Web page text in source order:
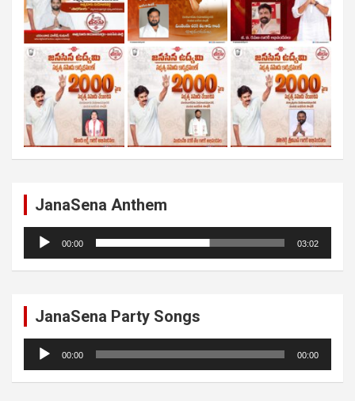
JanaSena Anthem
Audio
Player
00:00 03:02
JanaSena Party Songs
Audio
Player
00:00 00:00